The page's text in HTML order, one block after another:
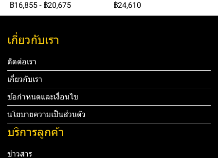
฿16,855 - ฿20,675
฿24,610
เกี่ยวกับเรา
ติดต่อเรา
เกี่ยวกับเรา
ข้อกำหนดและเงื่อนไข
นโยบายความเป็นส่วนตัว
บริการลูกค้า
ข่าวสาร